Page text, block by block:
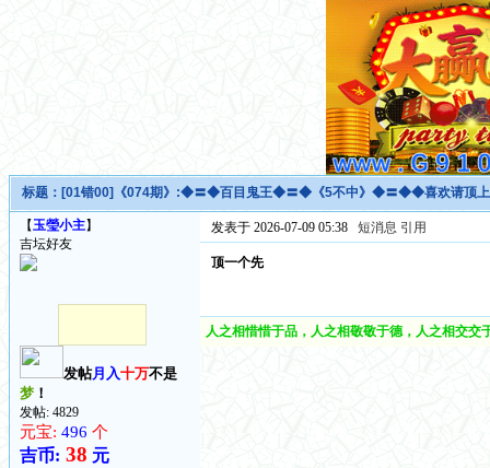
标题： [01错00]《074期》:◆〓◆百目鬼王◆〓◆《5不中》◆〓◆◆喜欢请顶上
【玉瑩小主】
吉坛好友
发帖月入十万不是
梦！
发帖: 4829
元宝: 496 个
吉币: 38 元
发表于 2026-07-09 05:38 短消息 引用
顶一个先
人之相惜惜于品，人之相敬敬于德，人之相交